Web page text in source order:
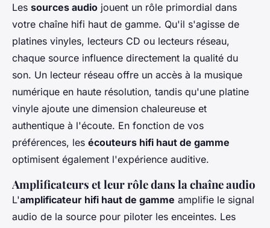
Les sources audio jouent un rôle primordial dans
votre chaîne hifi haut de gamme. Qu'il s'agisse de
platines vinyles, lecteurs CD ou lecteurs réseau,
chaque source influence directement la qualité du
son. Un lecteur réseau offre un accès à la musique
numérique en haute résolution, tandis qu'une platine
vinyle ajoute une dimension chaleureuse et
authentique à l'écoute. En fonction de vos
préférences, les écouteurs hifi haut de gamme
optimisent également l'expérience auditive.
Amplificateurs et leur rôle dans la chaîne audio
L'amplificateur hifi haut de gamme amplifie le signal
audio de la source pour piloter les enceintes. Les